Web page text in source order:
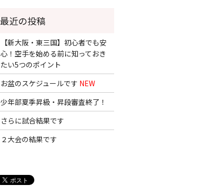
【新大阪・東三国】初心者でも安
心！空手を始める前に知っておき
たい5つのポイント
お盆のスケジュールです NEW
少年部夏季昇級・昇段審査終了！
さらに試合結果です
２大会の結果です